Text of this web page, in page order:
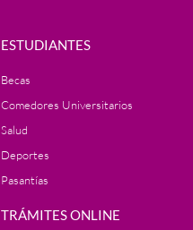
ESTUDIANTES
Becas
Comedores Universitarios
Salud
Deportes
Pasantías
TRÁMITES ONLINE